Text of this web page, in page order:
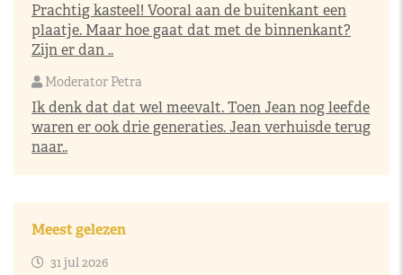
Prachtig kasteel! Vooral aan de buitenkant een
plaatje. Maar hoe gaat dat met de binnenkant?
Zijn er dan ..
Moderator Petra
Ik denk dat dat wel meevalt. Toen Jean nog leefde
waren er ook drie generaties. Jean verhuisde terug
naar..
Meest gelezen
31 jul 2026